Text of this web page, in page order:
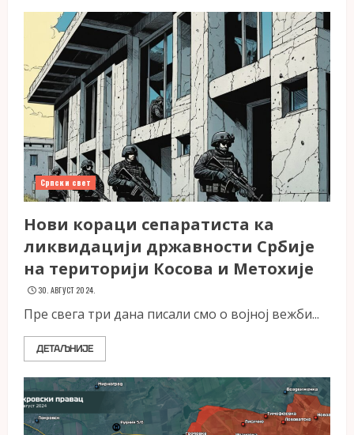
Српски свет
Нови кораци сепаратиста ка
ликвидацији државности Србије
на територији Косова и Метохије
30. АВГУСТ 2024.
Пре свега три дана писали смо о војној вежби...
ДЕТАЉНИЈЕ